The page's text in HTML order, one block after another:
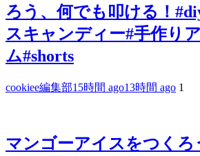
ろう、何でも叩ける！
スキャンディー#手作り
ム#shorts
cookiee編集部15時間 ago13時間 ago 1
マンゴーアイスをつくろ